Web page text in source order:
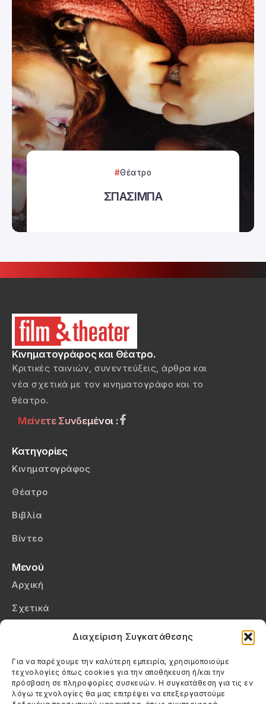
Διαχείριση Συγκατάθεσης
Για να παρέχουμε την καλύτερη εμπειρία, χρησιμοποιούμε
τεχνολογίες όπως cookies για την αποθήκευση ή/και την
πρόσβαση σε πληροφορίες συσκευών. Η συγκατάθεση για τις εν
λόγω τεχνολογίες θα μας επιτρέψει να επεξεργαστούμε
Θέατρο
ΣΠΑΣΙΜΠΑ
Κινηματογράφος και Θέατρο.
Κριτικές ταινιών, συνεντεύξεις, άρθρα και
νέα σχετικά με τον κινηματογράφο και το
θέατρο.
Μείνετε Συνδεμένοι :
Κατηγορίες
Κινηματογράφος
Θέατρο
Βιβλία
Βίντεο
Μενού
Αρχική
Σχετικά
Πολιτική Cookies (ΕΕ)